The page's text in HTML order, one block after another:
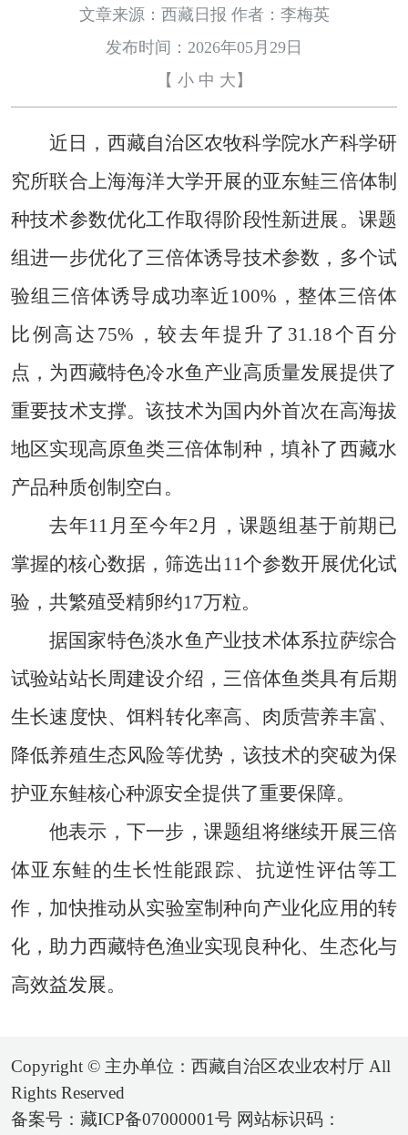
文章来源：西藏日报 作者：李梅英
发布时间：2026年05月29日
【 小 中 大 】
近日，西藏自治区农牧科学院水产科学研
究所联合上海海洋大学开展的亚东鲑三倍体制
种技术参数优化工作取得阶段性新进展。课题
组进一步优化了三倍体诱导技术参数，多个试
验组三倍体诱导成功率近100%，整体三倍体
比例高达75%，较去年提升了31.18个百分
点，为西藏特色冷水鱼产业高质量发展提供了
重要技术支撑。该技术为国内外首次在高海拔
地区实现高原鱼类三倍体制种，填补了西藏水
产品种质创制空白。
去年11月至今年2月，课题组基于前期已
掌握的核心数据，筛选出11个参数开展优化试
验，共繁殖受精卵约17万粒。
据国家特色淡水鱼产业技术体系拉萨综合
试验站站长周建设介绍，三倍体鱼类具有后期
生长速度快、饵料转化率高、肉质营养丰富、
降低养殖生态风险等优势，该技术的突破为保
护亚东鲑核心种源安全提供了重要保障。
他表示，下一步，课题组将继续开展三倍
体亚东鲑的生长性能跟踪、抗逆性评估等工
作，加快推动从实验室制种向产业化应用的转
化，助力西藏特色渔业实现良种化、生态化与
高效益发展。
Copyright © 主办单位：西藏自治区农业农村厅 All
Rights Reserved
备案号：藏ICP备07000001号 网站标识码：